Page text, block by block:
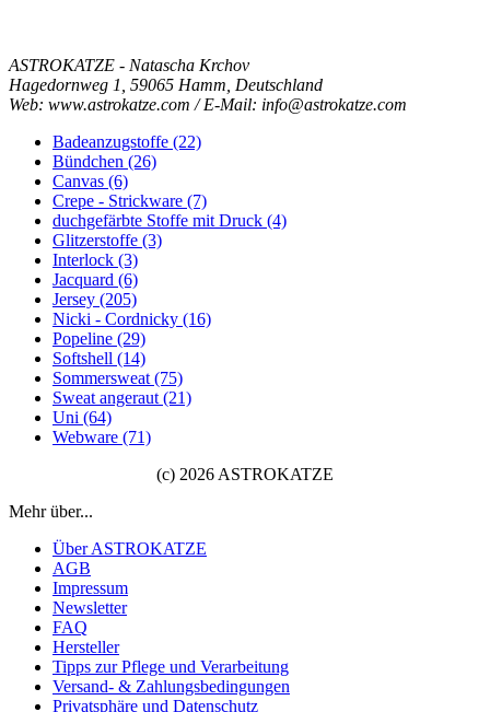
ASTROKATZE - Natascha Krchov
Hagedornweg 1, 59065 Hamm, Deutschland
Web: www.astrokatze.com / E-Mail: info@astrokatze.com
Badeanzugstoffe (22)
Bündchen (26)
Canvas (6)
Crepe - Strickware (7)
duchgefärbte Stoffe mit Druck (4)
Glitzerstoffe (3)
Interlock (3)
Jacquard (6)
Jersey (205)
Nicki - Cordnicky (16)
Popeline (29)
Softshell (14)
Sommersweat (75)
Sweat angeraut (21)
Uni (64)
Webware (71)
(c) 2026 ASTROKATZE
Mehr über...
Über ASTROKATZE
AGB
Impressum
Newsletter
FAQ
Hersteller
Tipps zur Pflege und Verarbeitung
Versand- & Zahlungsbedingungen
Privatsphäre und Datenschutz